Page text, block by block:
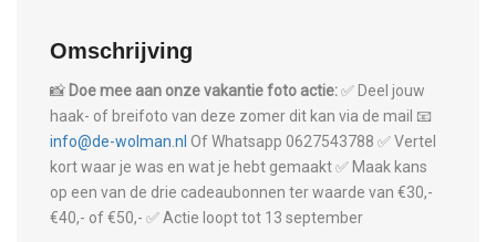
Omschrijving
📸 Doe mee aan onze vakantie foto actie:✅ Deel jouw
haak- of breifoto van deze zomer dit kan via de mail 📧
info@de-wolman.nl Of Whatsapp 0627543788 ✅ Vertel
kort waar je was en wat je hebt gemaakt✅ Maak kans
op een van de drie cadeaubonnen ter waarde van €30,-
€40,- of €50,- ✅ Actie loopt tot 13 september